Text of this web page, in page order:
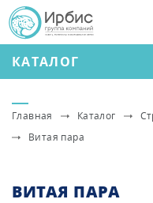
КАТАЛОГ
Главная Каталог
Витая пара
ВИТАЯ ПАРА